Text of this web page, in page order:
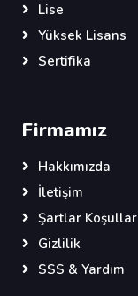
Lise
Yüksek Lisans
Sertifika
Firmamız
Hakkımızda
İletişim
Şartlar Koşullar
Gizlilik
SSS & Yardım